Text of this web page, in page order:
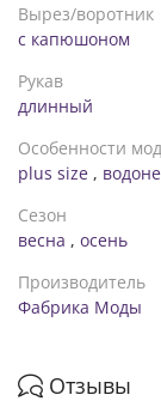
Вырез/воротник
с капюшоном
Рукав
длинный
Особенности
plus size ,
Сезон
весна , осень
Производитель
Фабрика Моды
Отзывы